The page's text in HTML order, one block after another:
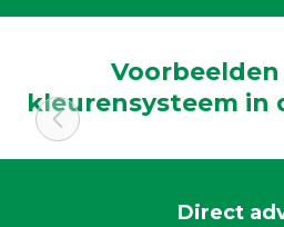
kleurensysteem in
Direct